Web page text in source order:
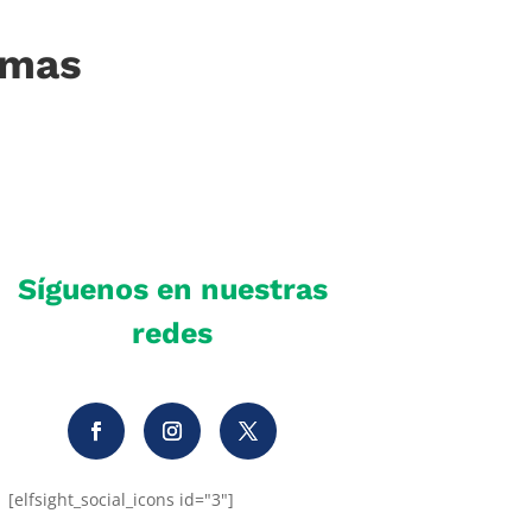
Síguenos en nuestras
redes
[elfsight_social_icons id="3"]